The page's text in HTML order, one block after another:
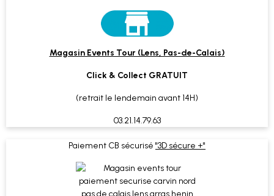
Magasin Events Tour (Lens, Pas-de-Calais)
Click & Collect GRATUIT
(retrait le lendemain avant 14H)
03.21.14.79.63
Paiement CB sécurisé "3D sécure +"